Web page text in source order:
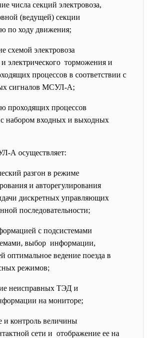
числа секций электровоза,
(ведущей) секции
по ходу движения;
схемой электровоза
и электрического торможения и
процессов в соответствии с
сигналов МСУЛ-А;
проходящих процессов
с набором входных и выходных
А осуществляет:
разгон в режиме
и авторегулирования
дискретных управляющих
последовательности;
с подсистемами
выбор информации,
оптимальное ведение поезда в
режимов;
неисправных ТЭД и
на мониторе;
и контроль величины
сети и отображение ее на